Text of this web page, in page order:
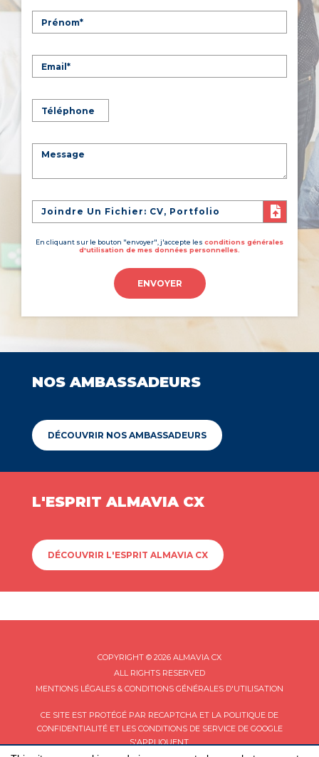
Joindre Un Fichier: CV, Portfolio
En cliquant sur le bouton "envoyer", j'accepte les conditions générales
d'utilisation de mes données personnelles.
ENVOYER
NOS AMBASSADEURS
DÉCOUVRIR NOS AMBASSADEURS
L'ESPRIT ALMAVIA CX
DÉCOUVRIR L'ESPRIT ALMAVIA CX
COPYRIGHT © 2026 ALMAVIA CX
ALL RIGHTS RESERVED
MENTIONS LÉGALES & CONDITIONS GÉNÉRALES D'UTILISATION
CE SITE EST PROTÉGÉ PAR RECAPTCHA ET LA POLITIQUE DE
CONFIDENTIALITÉET LES CONDITIONS DE SERVICEDE GOOGLE
S'APPLIQUENT.